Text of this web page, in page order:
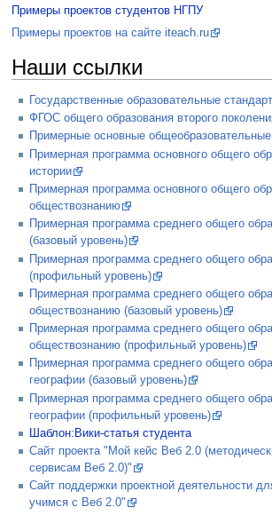
Примеры проектов студентов НГПУ
Примеры проектов на сайте iteach.ru
Наши ссылки
Государственные образовательные
ФГОС общего образования второго
Примерные основные
Примерная программа основного общего
истории
Примерная программа основного общего
обществознанию
Примерная программа среднего общего
(базовый уровень)
Примерная программа среднего общего
(профильный уровень)
Примерная программа среднего общего
обществознанию (базовый уровень)
Примерная программа среднего общего
обществознанию (профильный уровень)
Примерная программа среднего общего
географии (базовый уровень)
Примерная программа среднего общего
географии (профильный уровень)
Шаблон:Вики-статья студента
Сайт проекта "Мой кейс Веб 2.0
сервисам Веб 2.0)"
Сайт поддержки проектной деятельности
учимся с Веб 2.0"